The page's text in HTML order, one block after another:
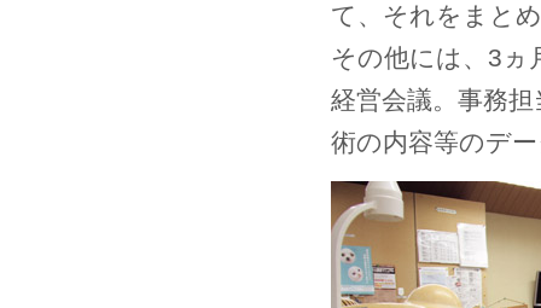
て、それをまと
その他には、3ヵ
経営会議。事務
術の内容等のデ